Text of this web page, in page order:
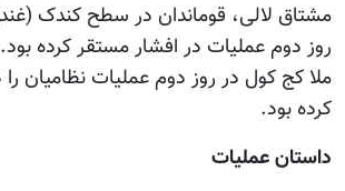
مشتاق لالی، قوماندان در سطح کندک
روز دوم عملیات در افشار مستقر کرده بود.
ملا کج کول در روز دوم عملیات نظامیان
کرده بود.
داستان عملیات